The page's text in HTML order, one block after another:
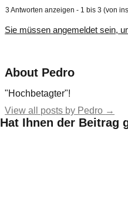
3 Antworten anzeigen - 1 bis 3 (von
Sie müssen angemeldet sein,
About Pedro
"Hochbetagter"!
View all posts by Pedro →
Hat Ihnen der Beitrag